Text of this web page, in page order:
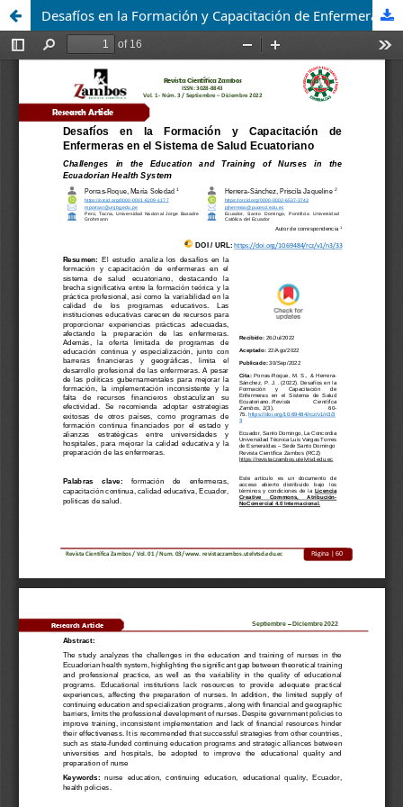
Desafíos en la Formación y Capacitación de Enfermeras en el Sistema de Salud Ecuatoriano